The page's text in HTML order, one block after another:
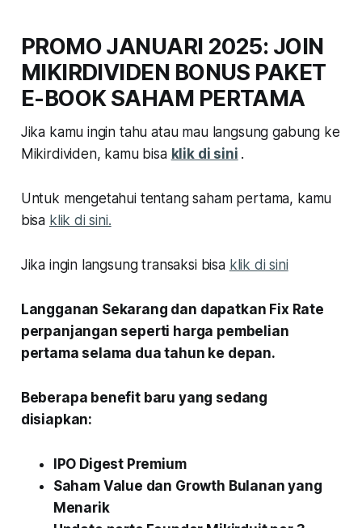
PROMO JANUARI 2025: JOIN
MIKIRDIVIDEN BONUS PAKET
E-BOOK SAHAM PERTAMA
Jika kamu ingin tahu atau mau langsung gabung ke
Mikirdividen, kamu bisa klik di sini .
Untuk mengetahui tentang saham pertama, kamu
bisa klik di sini.
Jika ingin langsung transaksi bisa klik di sini
Langganan Sekarang dan dapatkan Fix Rate
perpanjangan seperti harga pembelian
pertama selama dua tahun ke depan.
Beberapa benefit baru yang sedang
disiapkan:
IPO Digest Premium
Saham Value dan Growth Bulanan yang
Menarik